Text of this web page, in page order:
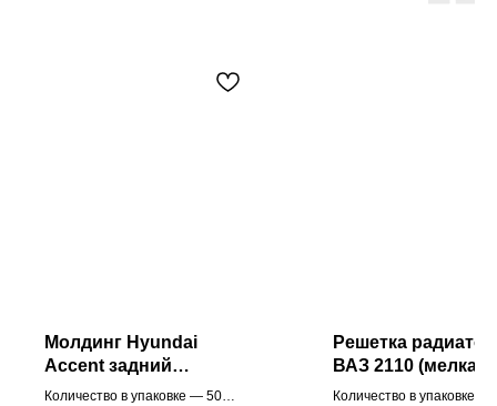
Молдинг Hyundai
Accent задний
правый с клипсами (5
Количество в упаковке — 50
Решетка
ВАЗ 2110 (мелкая
сетка, крупная
Количество в упаковке —